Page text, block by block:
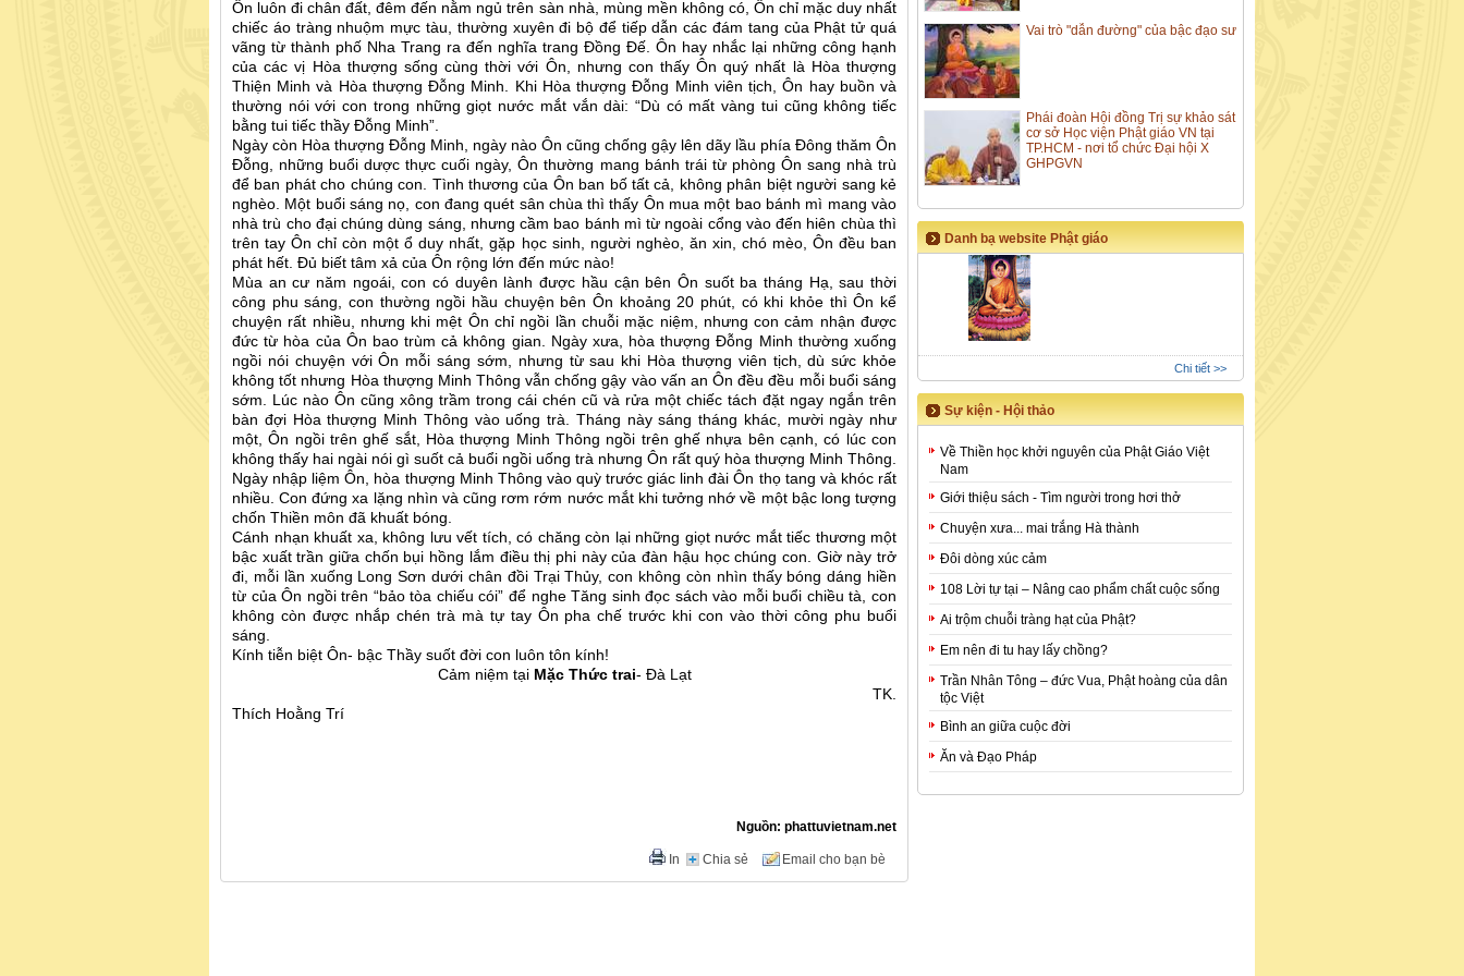
Ôn luôn đi chân đất, đêm đến nằm ngủ trên sàn nhà, mùng mền không có, Ôn chỉ mặc duy nhất
chiếc áo tràng nhuộm mực tàu, thường xuyên đi bộ để tiếp dẫn các đám tang của Phật tử quá
vãng từ thành phố Nha Trang ra đến nghĩa trang Đồng Đế. Ôn hay nhắc lại những công hạnh
của các vị Hòa thượng sống cùng thời với Ôn, nhưng con thấy Ôn quý nhất là Hòa thượng
Thiện Minh và Hòa thượng Đỗng Minh. Khi Hòa thượng Đỗng Minh viên tịch, Ôn hay buồn và
thường nói với con trong những giọt nước mắt vắn dài: “Dù có mất vàng tui cũng không tiếc
bằng tui tiếc thầy Đỗng Minh”.
Ngày còn Hòa thượng Đỗng Minh, ngày nào Ôn cũng chống gậy lên dãy lầu phía Đông thăm Ôn
Đỗng, những buổi dược thực cuối ngày, Ôn thường mang bánh trái từ phòng Ôn sang nhà trù
để ban phát cho chúng con. Tình thương của Ôn ban bố tất cả, không phân biệt người sang kẻ
nghèo. Một buổi sáng nọ, con đang quét sân chùa thì thấy Ôn mua một bao bánh mì mang vào
nhà trù cho đại chúng dùng sáng, nhưng cầm bao bánh mì từ ngoài cổng vào đến hiên chùa thì
trên tay Ôn chỉ còn một ổ duy nhất, gặp học sinh, người nghèo, ăn xin, chó mèo, Ôn đều ban
phát hết. Đủ biết tâm xả của Ôn rộng lớn đến mức nào!
Mùa an cư năm ngoái, con có duyên lành được hầu cận bên Ôn suốt ba tháng Hạ, sau thời
công phu sáng, con thường ngồi hầu chuyện bên Ôn khoảng 20 phút, có khi khỏe thì Ôn kể
chuyện rất nhiều, nhưng khi mệt Ôn chỉ ngồi lần chuỗi mặc niệm, nhưng con cảm nhận được
đức từ hòa của Ôn bao trùm cả không gian. Ngày xưa, hòa thượng Đỗng Minh thường xuống
ngồi nói chuyện với Ôn mỗi sáng sớm, nhưng từ sau khi Hòa thượng viên tịch, dù sức khỏe
không tốt nhưng Hòa thượng Minh Thông vẫn chống gậy vào vấn an Ôn đều đều mỗi buổi sáng
sớm. Lúc nào Ôn cũng xông trầm trong cái chén cũ và rửa một chiếc tách đặt ngay ngắn trên
bàn đợi Hòa thượng Minh Thông vào uống trà. Tháng này sáng tháng khác, mười ngày như
một, Ôn ngồi trên ghế sắt, Hòa thượng Minh Thông ngồi trên ghế nhựa bên cạnh, có lúc con
không thấy hai ngài nói gì suốt cả buổi ngồi uống trà nhưng Ôn rất quý hòa thượng Minh Thông.
Ngày nhập liệm Ôn, hòa thượng Minh Thông vào quỳ trước giác linh đài Ôn thọ tang và khóc rất
nhiều. Con đứng xa lặng nhìn và cũng rơm rớm nước mắt khi tưởng nhớ về một bậc long tượng
chốn Thiền môn đã khuất bóng.
Cánh nhạn khuất xa, không lưu vết tích, có chăng còn lại những giọt nước mắt tiếc thương một
bậc xuất trần giữa chốn bụi hồng lắm điều thị phi này của đàn hậu học chúng con. Giờ này trở
đi, mỗi lần xuống Long Sơn dưới chân đồi Trại Thủy, con không còn nhìn thấy bóng dáng hiền
từ của Ôn ngồi trên “bảo tòa chiếu cói” để nghe Tăng sinh đọc sách vào mỗi buổi chiều tà, con
không còn được nhắp chén trà mà tự tay Ôn pha chế trước khi con vào thời công phu buổi
sáng.
Kính tiễn biệt Ôn- bậc Thầy suốt đời con luôn tôn kính!
Cảm niệm tại Mặc Thức trai- Đà Lạt
TK.
Thích Hoằng Trí
Nguồn: phattuvietnam.net
Chia sẻ
In Email cho bạn bè
Vai trò "dẫn đường" của bậc đạo sư
Phái đoàn Hội đồng Trị sự khảo sát
cơ sở Học viện Phật giáo VN tại
TP.HCM - nơi tổ chức Đại hội X
GHPGVN
Danh bạ website Phật giáo
Chi tiết >>
Sự kiện - Hội thảo
Về Thiền học khởi nguyên của Phật Giáo Việt
Nam
Giới thiệu sách - Tìm người trong hơi thở
Chuyện xưa... mai trắng Hà thành
Đôi dòng xúc cảm
108 Lời tự tại – Nâng cao phẩm chất cuộc sống
Ai trộm chuỗi tràng hạt của Phật?
Em nên đi tu hay lấy chồng?
Trần Nhân Tông – đức Vua, Phật hoàng của dân
tộc Việt
Bình an giữa cuộc đời
Ăn và Đạo Pháp